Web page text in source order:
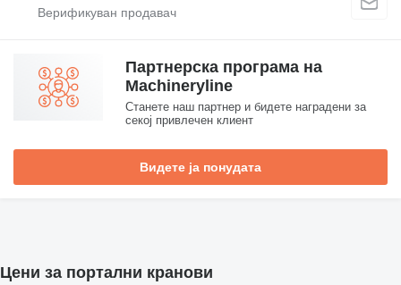
Партнерска програма на
Machineryline
Станете наш партнер и бидете наградени за
секој привлечен клиент
Видете ја понудата
Цени за портални кранови